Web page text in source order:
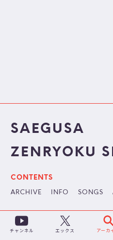
チャンネル エックス アーカ
SAEGUSA
ZENRYOKU
CONTENTS
ARCHIVE INFO SONGS